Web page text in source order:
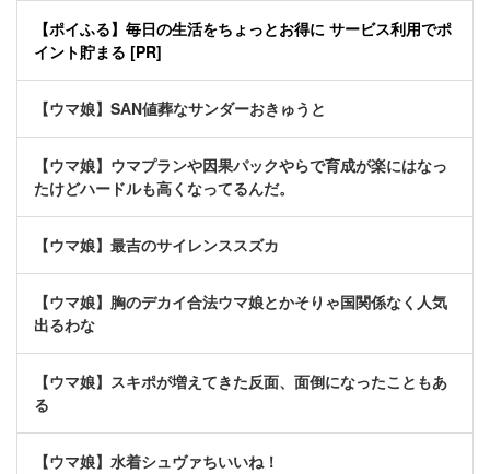
【ポイふる】毎日の生活をちょっとお得に サービス利用でポ
イント貯まる [PR]
【ウマ娘】SAN値葬なサンダーおきゅうと
【ウマ娘】ウマプランや因果パックやらで育成が楽にはなっ
たけどハードルも高くなってるんだ。
【ウマ娘】最吉のサイレンススズカ
【ウマ娘】胸のデカイ合法ウマ娘とかそりゃ国関係なく人気
出るわな
【ウマ娘】スキポが増えてきた反面、面倒になったこともあ
る
【ウマ娘】水着シュヴァちいいね！